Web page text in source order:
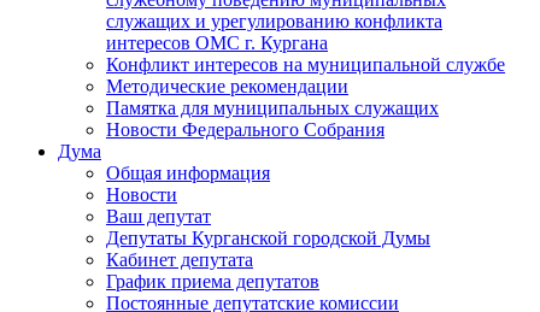
служащих и урегулированию конфликта
интересов ОМС г. Кургана
Конфликт интересов на муниципальной службе
Методические рекомендации
Памятка для муниципальных служащих
Новости Федерального Cобрания
Дума
Общая информация
Новости
Ваш депутат
Депутаты Курганской городской Думы
Кабинет депутата
График приема депутатов
Постоянные депутатские комиссии